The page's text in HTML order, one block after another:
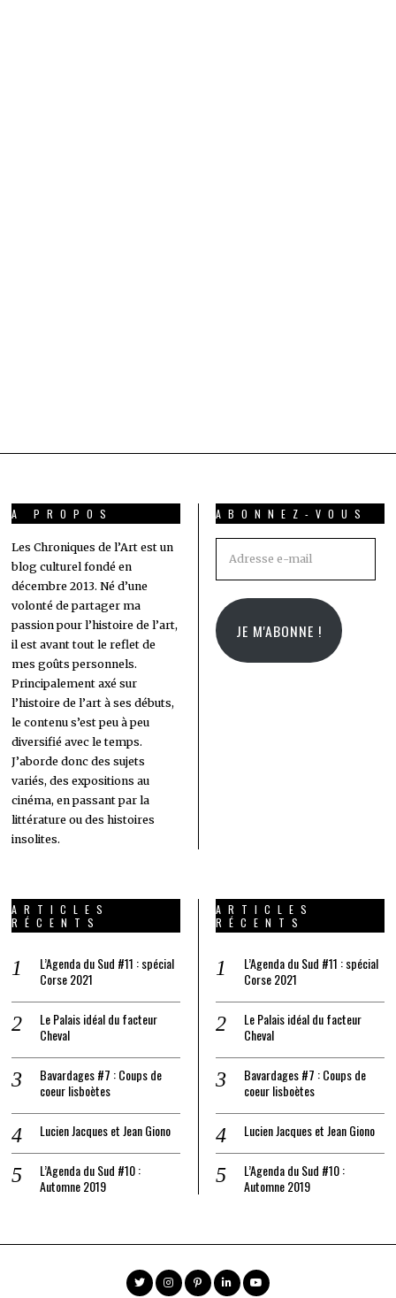
A PROPOS
Les Chroniques de l’Art est un
blog culturel fondé en
décembre 2013. Né d’une
volonté de partager ma
passion pour l’histoire de l’art,
il est avant tout le reflet de
mes goûts personnels.
Principalement axé sur
l’histoire de l’art à ses débuts,
le contenu s’est peu à peu
diversifié avec le temps.
J’aborde donc des sujets
variés, des expositions au
cinéma, en passant par la
littérature ou des histoires
insolites.
ABONNEZ-VOUS
JE M'ABONNE !
ARTICLES
RÉCENTS
L’Agenda du Sud #11 : spécial
Corse 2021
Le Palais idéal du facteur
Cheval
Bavardages #7 : Coups de
coeur lisboètes
Lucien Jacques et Jean Giono
L’Agenda du Sud #10 :
Automne 2019
ARTICLES
RÉCENTS
L’Agenda du Sud #11 : spécial
Corse 2021
Le Palais idéal du facteur
Cheval
Bavardages #7 : Coups de
coeur lisboètes
Lucien Jacques et Jean Giono
L’Agenda du Sud #10 :
Automne 2019